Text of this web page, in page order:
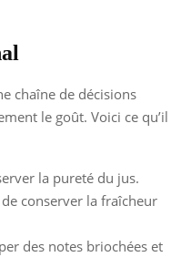
chaîne de décisions
le goût. Voici ce qu’il
la pureté du jus.
conserver la fraîcheur
des notes briochées et